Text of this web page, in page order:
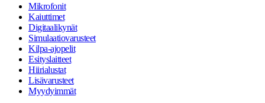
Mikrofonit
Kaiuttimet
Digitaalikynät
Simulaatiovarusteet
Kilpa-ajopelit
Esityslaitteet
Hiirialustat
Lisävarusteet
Myydyimmät